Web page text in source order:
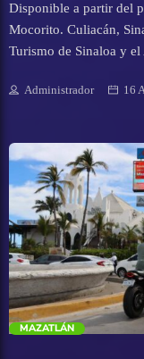
Disponible a partir del
Mocorito. Culiacán,
Turismo de Sinaloa y
del próximo 23 de abril
una nueva atracción
oferta turística de
para disfrute de las
primero en el estado,
nos caracterizan,
el turismo en
Administrador 16
MAZATLÁN